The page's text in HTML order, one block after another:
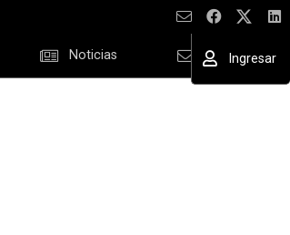
Ingresar
Noticias Contacto